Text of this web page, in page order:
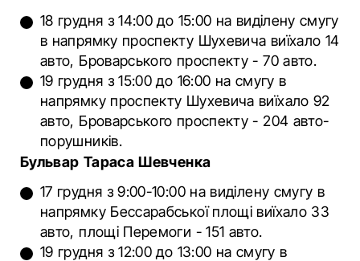
18 грудня з 14:00 до 15:00 на виділену смугу
в напрямку проспекту Шухевича виїхало 14
авто, Броварського проспекту - 70 авто.
19 грудня з 15:00 до 16:00 на смугу в
напрямку проспекту Шухевича виїхало 92
авто, Броварського проспекту - 204 авто-
порушників.
Бульвар Тараса Шевченка
17 грудня з 9:00-10:00 на виділену смугу в
напрямку Бессарабської площі виїхало 33
авто, площі Перемоги - 151 авто.
19 грудня з 12:00 до 13:00 на смугу в